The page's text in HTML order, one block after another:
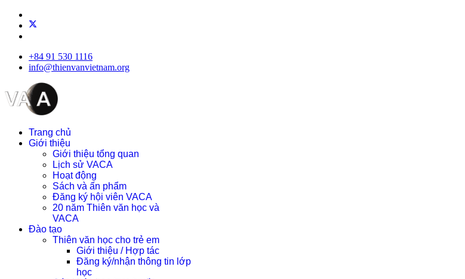
+84 91 530 1116
info@thienvanvietnam.org
Trang chủ
Giới thiệu
Giới thiệu tổng quan
Lịch sử VACA
Hoạt động
Sách và ấn phẩm
Đăng ký hội viên VACA
20 năm Thiên văn học và
VACA
Đào tạo
Thiên văn học cho trẻ em
Giới thiệu / Hợp tác
Đăng ký/nhận thông tin lớp
học